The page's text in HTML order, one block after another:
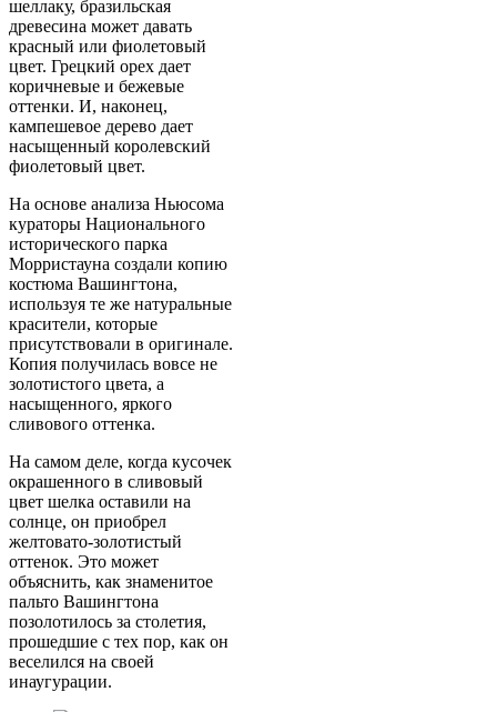
шеллаку, бразильская
древесина может давать
красный или фиолетовый
цвет. Грецкий орех дает
коричневые и бежевые
оттенки. И, наконец,
кампешевое дерево дает
насыщенный королевский
фиолетовый цвет.
На основе анализа Ньюсома
кураторы Национального
исторического парка
Морристауна создали копию
костюма Вашингтона,
используя те же натуральные
красители, которые
присутствовали в оригинале.
Копия получилась вовсе не
золотистого цвета, а
насыщенного, яркого
сливового оттенка.
На самом деле, когда кусочек
окрашенного в сливовый
цвет шелка оставили на
солнце, он приобрел
желтовато-золотистый
оттенок. Это может
объяснить, как знаменитое
пальто Вашингтона
позолотилось за столетия,
прошедшие с тех пор, как он
веселился на своей
инаугурации.